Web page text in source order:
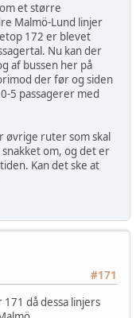
et større
Malmö-Lund linjer
172 er blevet
Nu kan der
af bussen her på
der før og siden
5 passagerer med
øvrige ruter som skal
om, og det er
Kan det ske at
#171
då dessa linjers